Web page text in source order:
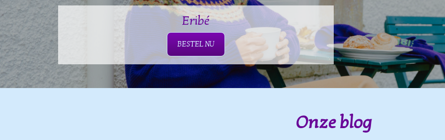
Eribé
BESTEL NU
Onze blog